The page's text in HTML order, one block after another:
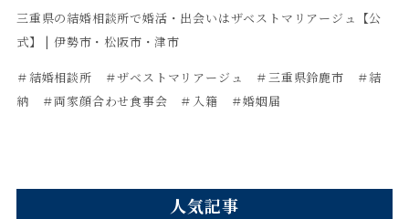
三重県の結婚相談所で婚活・出会いはザベストマリアージュ【公
式】 | 伊勢市・松阪市・津市
＃結婚相談所 ＃ザベストマリアージュ ＃三重県鈴鹿市 ＃結
納 ＃両家顔合わせ食事会 ＃入籍 ＃婚姻届
人気記事